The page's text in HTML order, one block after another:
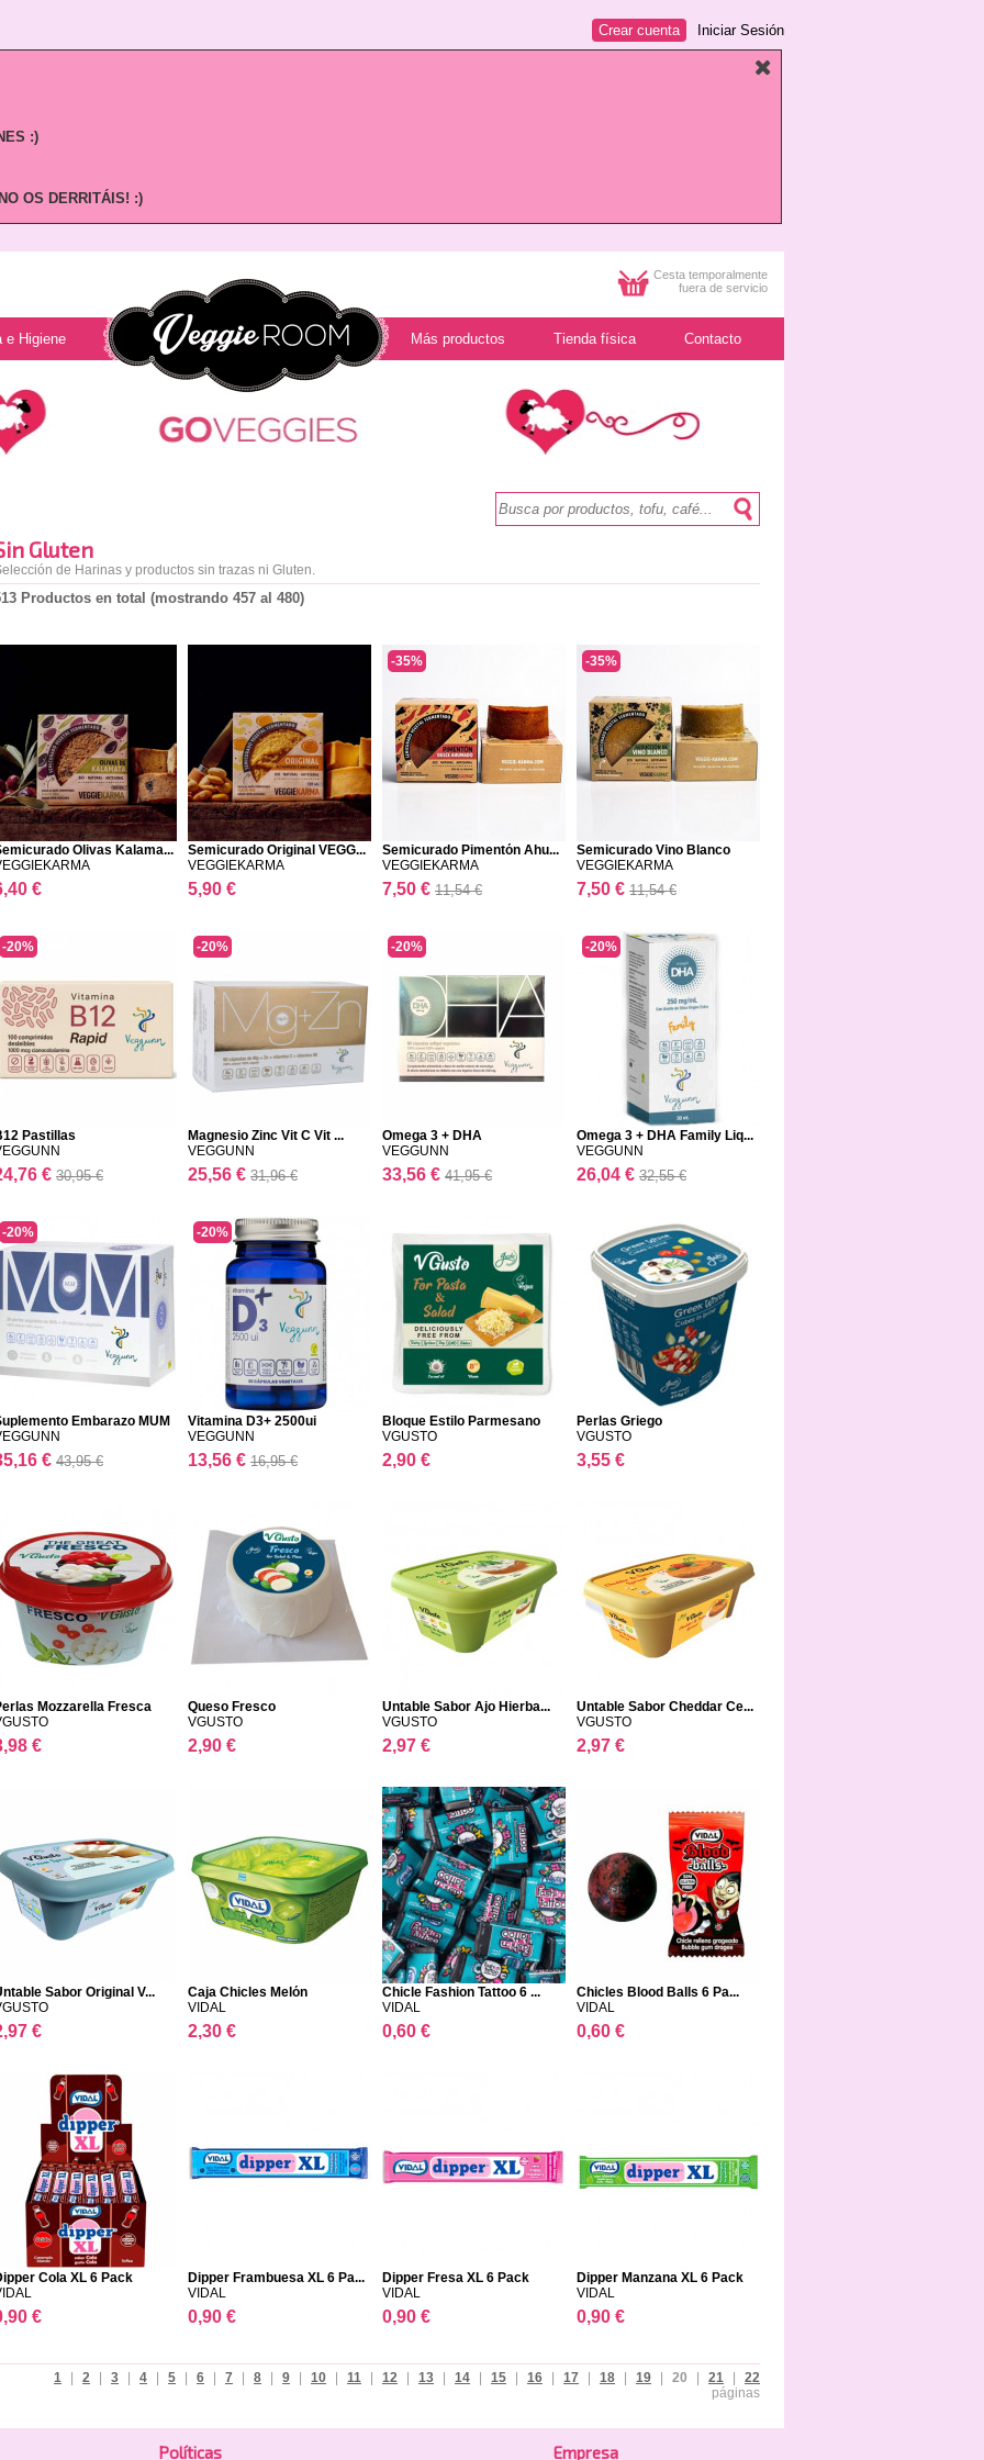
Iniciar Sesión
Crear cuenta
:)
OS DERRITÁIS! :)
Cesta temporalmente
fuera de servicio
e Higiene Más productos Tienda física Contacto
Gluten
de Harinas y productos sin trazas ni Gluten.
Productos en total (mostrando 457 al 480)
Olivas Kalama...
€
Semicurado Original VEGG...
VEGGIEKARMA
5,90 €
Semicurado Pimentón Ahu...
VEGGIEKARMA
7,50 € 11,54 €
-35%
Semicurado Vino Blanco
VEGGIEKARMA
7,50 € 11,54 €
-35%
Pastillas
€ 30,95 €
-20%
Magnesio Zinc Vit C Vit ...
VEGGUNN
25,56 € 31,96 €
-20%
Omega 3 + DHA
VEGGUNN
33,56 € 41,95 €
-20%
Omega 3 + DHA Family Liq...
VEGGUNN
26,04 € 32,55 €
-20%
Embarazo MUM
€ 43,95 €
-20%
Vitamina D3+ 2500ui
VEGGUNN
13,56 € 16,95 €
-20%
Bloque Estilo Parmesano
VGUSTO
2,90 €
Perlas Griego
VGUSTO
3,55 €
Mozzarella Fresca
€
Queso Fresco
VGUSTO
2,90 €
Untable Sabor Ajo Hierba...
VGUSTO
2,97 €
Untable Sabor Cheddar Ce...
VGUSTO
2,97 €
Sabor Original V...
€
Caja Chicles Melón
VIDAL
2,30 €
Chicle Fashion Tattoo 6 ...
VIDAL
0,60 €
Chicles Blood Balls 6 Pa...
VIDAL
0,60 €
Cola XL 6 Pack
€
Dipper Frambuesa XL 6 Pa...
VIDAL
0,90 €
Dipper Fresa XL 6 Pack
VIDAL
0,90 €
Dipper Manzana XL 6 Pack
VIDAL
0,90 €
22
21
20
19
18
17
16
15
14
13
12
11
10
9
8
7
6
5
4
3
2
1
páginas
Polí­ticas Empresa